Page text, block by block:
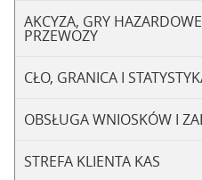
AKCYZA, GRY
PRZEWOZY
CŁO, GRANICA I
OBSŁUGA WNIOSKÓW I
STREFA KLIENTA KAS